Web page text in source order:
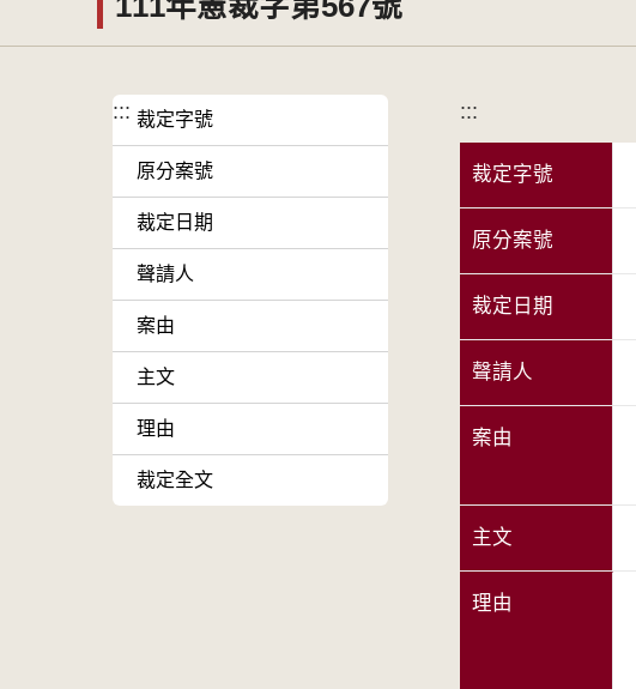
::: 裁定字號
原分案號
裁定日期
聲請人
案由
主文
理由
裁定全文
:::
裁定字號
原分案號
裁定日期
聲請人
案由
主文
理由